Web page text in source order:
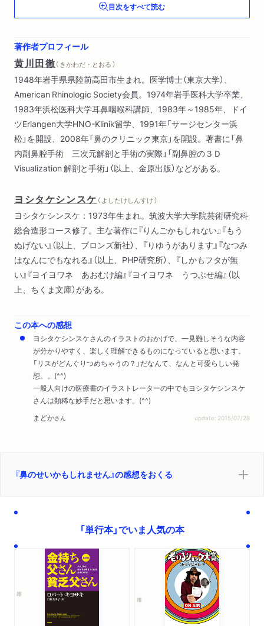
目次をすべて読む
著作者プロフィール
黄川田徹（ きかわだ・とおる ）
1948年岩手県県陸前高田市生まれ。医学博士（東京大学）、
American Rhinologic Society会員。1974年岩手医科大学卒業、
1983年浜松医科大学耳鼻咽喉科講師、1983年～1985年、ドイ
ツErlangen大学HNO-Klinik留学、1991年「サージセンター浜
松」を開設、2008年「鼻のクリニック東京」を開設。著書に「鼻
内副鼻腔手術 三次元解剖と手術の実際」「副鼻腔の３Ｄ
Visualization 解剖と手術」（以上、金原出版）などがある。
ヨシタケシンスケ （ よしたけしんすけ ）
ヨシタケシンスケ：1973年生まれ。筑波大学大学院芸術研究科
総合造形コース修了。主な著作に『りんごかもしれない』『もう
ぬげない』（以上、ブロンズ新社）、『りゆうがあります』『なつみ
はなんにでもなれる』（以上、PHP研究所）、『しかもフタが無
い』『ヨイヨワネ あおむけ編』『ヨイヨワネ うつぶせ編』（以
上、ちくま文庫）がある。
この本への感想
ヨシタケシンスケさんのイラストのおかげで、一見難しそうな内容
が分かりやすく、楽しく理解できるものになっていると思います。
「リスがどんぐりつめちゃうの？」だなんて、なんと可愛らしい発
想。。(^^)
一般人向けの医療書のイラストレーターの中でもヨシタケシンスケ
さんは類稀な妙手だと思います。(^^)
まどかさん update: 2015/07/28
『鼻のせいかもしれません』の感想をおくる
「単行本」でいま人気の本